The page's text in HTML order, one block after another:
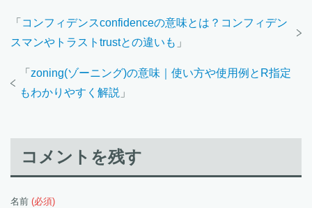
「 コンフィデンスconfidenceの意味とは？コンフィデン
スマンやトラストtrustとの違いも 」
「 zoning(ゾーニング)の意味｜使い方や使用例とR指定
もわかりやすく解説 」
コメントを残す
名前 (必須)